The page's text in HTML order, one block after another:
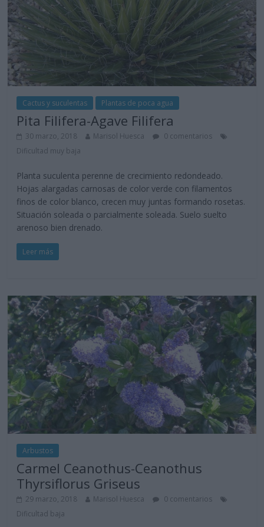
Cactus y suculentas Plantas de poca agua
Pita Filifera-Agave Filifera
30 marzo, 2018 Marisol Huesca
0 comentarios
Dificultad muy baja
Planta suculenta perenne de crecimiento redondeado.
Hojas alargadas carnosas de color verde con filamentos
finos de color blanco, crecen muy juntas formando rosetas.
Situación soleada o parcialmente soleada. Suelo suelto
arenoso bien drenado.
Leer más
Arbustos
Carmel Ceanothus-Ceanothus
Thyrsiflorus Griseus
29 marzo, 2018 Marisol Huesca
0 comentarios
Dificultad baja